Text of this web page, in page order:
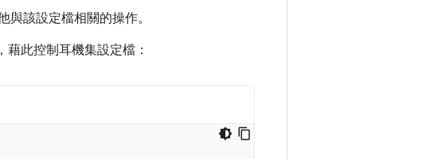
該設定檔相關的操作。
藉此控制耳機集設定檔：